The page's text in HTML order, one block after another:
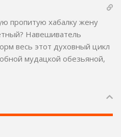
пропитую хабалку жену
Навешиватель
весь этот духовный цикл
мудацкой обезьяной,